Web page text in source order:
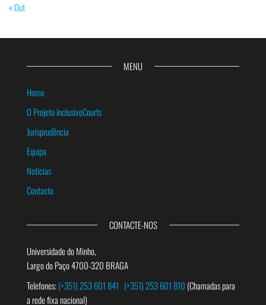
« Out
MENU
Home
O Projeto InclusiveCourts
Jurisprudência
Equipa
Notícias
Contacto
CONTACTE-NOS
Universidade do Minho,
Largo do Paço 4700-320 BRAGA
Telefones:(+351) 253 601 841 (+351) 253 601 810 (Chamadas para
a rede fixa nacional)